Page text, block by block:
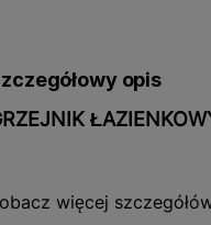
opis
łazienkowy
funkcjonalności
więcej